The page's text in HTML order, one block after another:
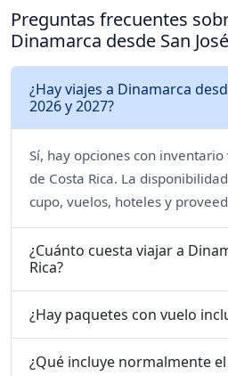
Preguntas frecuentes
Dinamarca desde San José
¿Hay viajes a Dinamarca
2026 y 2027?
Sí, hay opciones con
de Costa Rica. La
cupo, vuelos, hoteles y
¿Cuánto cuesta viajar a
Rica?
¿Hay paquetes con vuelo
¿Qué incluye normalmente